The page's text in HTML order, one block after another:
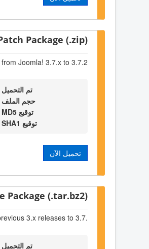
Package (.zip)
Joomla! 3.7.x to 3.7.2
تم التحميل
حجم الملف
توقيع MD5
توقيع SHA1
تحميل الآن
Package (.tar.bz2)
3.x releases to 3.7.
تم التحميل